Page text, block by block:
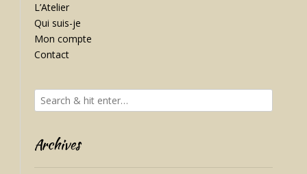
L’Atelier
Qui suis-je
Mon compte
Contact
Archives